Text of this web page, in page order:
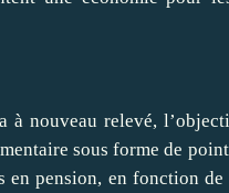
nouveau relevé,
sous forme de
en pension, en fonction